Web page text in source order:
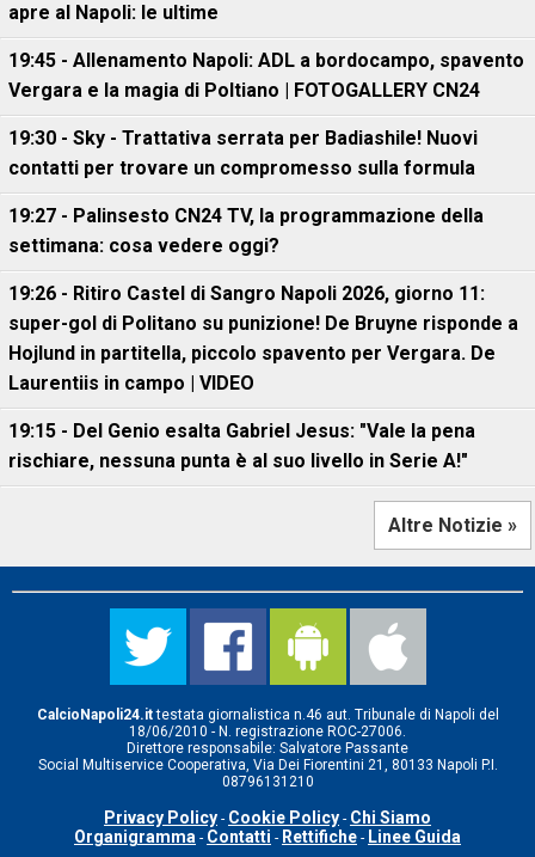
apre al Napoli: le ultime
19:45 - Allenamento Napoli: ADL a bordocampo, spavento
Vergara e la magia di Poltiano | FOTOGALLERY CN24
19:30 - Sky - Trattativa serrata per Badiashile! Nuovi
contatti per trovare un compromesso sulla formula
19:27 - Palinsesto CN24 TV, la programmazione della
settimana: cosa vedere oggi?
19:26 - Ritiro Castel di Sangro Napoli 2026, giorno 11:
super-gol di Politano su punizione! De Bruyne risponde a
Hojlund in partitella, piccolo spavento per Vergara. De
Laurentiis in campo | VIDEO
19:15 - Del Genio esalta Gabriel Jesus: "Vale la pena
rischiare, nessuna punta è al suo livello in Serie A!"
Altre Notizie »
CalcioNapoli24.ittestata giornalistica n.46 aut. Tribunale di Napoli del
18/06/2010 - N. registrazione ROC-27006.
Direttore responsabile: Salvatore Passante
Social Multiservice Cooperativa, Via Dei Fiorentini 21, 80133 Napoli P.I.
08796131210
Privacy Policy - Cookie Policy - Chi Siamo
Organigramma - Contatti - Rettifiche - Linee Guida